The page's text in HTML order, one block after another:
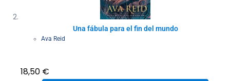
Una fábula para el fin del mundo
Ava Reid
18,50 €